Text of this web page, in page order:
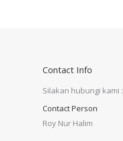
Contact Info
Silakan hubungi kami :
Contact Person
Roy Nur Halim